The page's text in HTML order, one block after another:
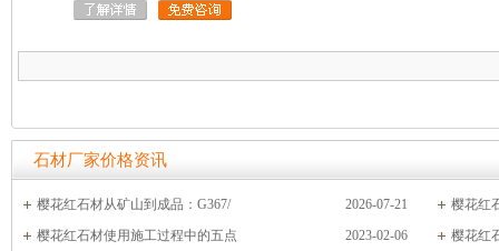
石材厂家价格资讯
2026-07-21
樱花红石材从矿山到成品：G367/
樱花红
2023-02-06
樱花红石材使用施工过程中的五点
樱花红